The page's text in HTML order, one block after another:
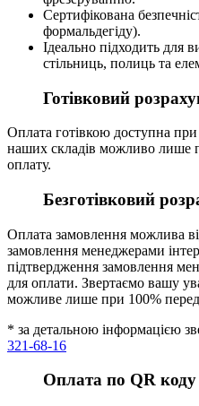
Сертифікована
формальдегіду).
Ідеально підходить для
стільниць, полиць та
Готівковий
Оплата готівкою доступна при
наших складів можливо лише
оплату.
Безготівковий
Оплата замовлення можлива
замовлення менеджерами
підтвердження замовлення
для оплати. Звертаємо вашу
можливе лише при 100%
* за детальною інформацією
321-68-16
Оплата по QR коду